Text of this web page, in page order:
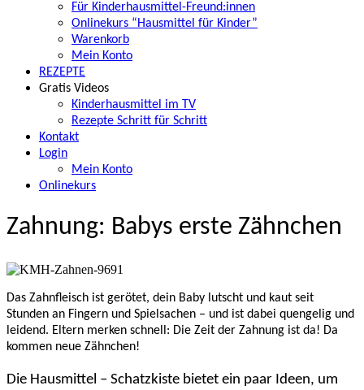
Für Kinderhausmittel-Freund:innen
Onlinekurs “Hausmittel für Kinder”
Warenkorb
Mein Konto
REZEPTE
Gratis Videos
Kinderhausmittel im TV
Rezepte Schritt für Schritt
Kontakt
Login
Mein Konto
Onlinekurs
Zahnung: Babys erste Zähnchen
Das Zahnfleisch ist gerötet, dein Baby lutscht und kaut seit
Stunden an Fingern und Spielsachen – und ist dabei quengelig und
leidend. Eltern merken schnell: Die Zeit der Zahnung ist da! Da
kommen neue Zähnchen!
Die Hausmittel – Schatzkiste bietet ein paar Ideen, um